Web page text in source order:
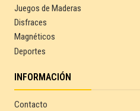
Juegos de Maderas
Disfraces
Magnéticos
Deportes
INFORMACIÓN
Contacto